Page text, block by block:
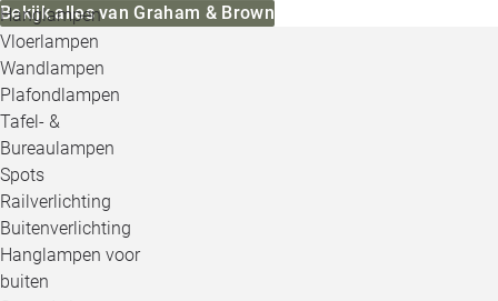
Hanglampen
Vloerlampen
Wandlampen
Plafondlampen
Tafel- &
Bureaulampen
Spots
Railverlichting
Buitenverlichting
Hanglampen voor
buiten
Bekijk alles van Graham & Brown